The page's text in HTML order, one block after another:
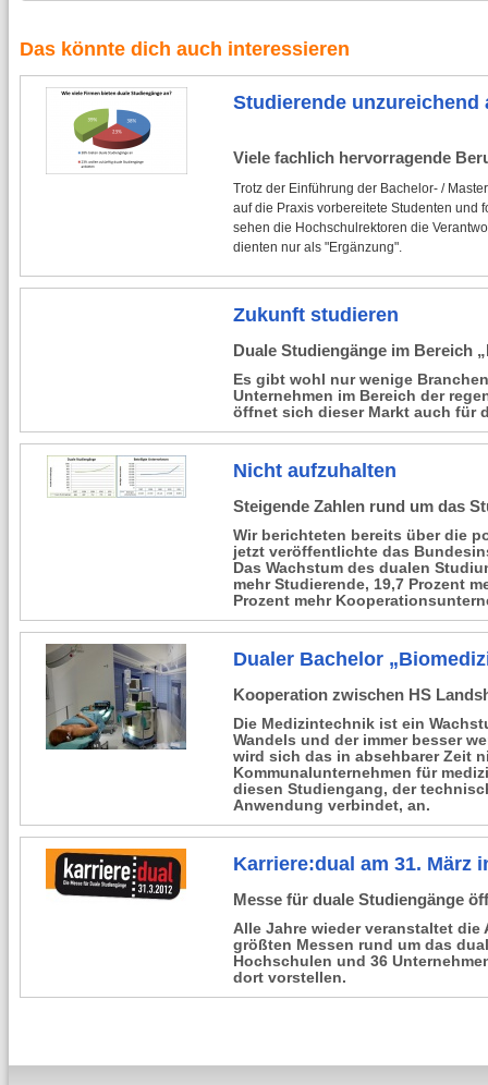
Das könnte dich auch interessieren
Studierende
Viele fachlich hervorragende
Trotz der Einführung der Bachelor- /
auf die Praxis vorbereitete Studenten und
sehen die Hochschulrektoren die
dienten nur als "Ergänzung".
Zukunft studieren
Duale Studiengänge im Bereich
Es gibt wohl nur wenige
Unternehmen im Bereich der
öffnet sich dieser Markt auch für
Nicht aufzuhalten
Steigende Zahlen rund um das
Wir berichteten bereits über die
jetzt veröffentlichte das
Das Wachstum des dualen
mehr Studierende, 19,7 Prozent
Prozent mehr
Dualer Bachelor
Kooperation zwischen HS
Die Medizintechnik ist ein
Wandels und der immer besser
wird sich das in absehbarer Zeit
Kommunalunternehmen für
diesen Studiengang, der
Anwendung verbindet, an.
Karriere:dual am 31. März
Messe für duale Studiengänge
Alle Jahre wieder veranstaltet
größten Messen rund um das
Hochschulen und 36
dort vorstellen.